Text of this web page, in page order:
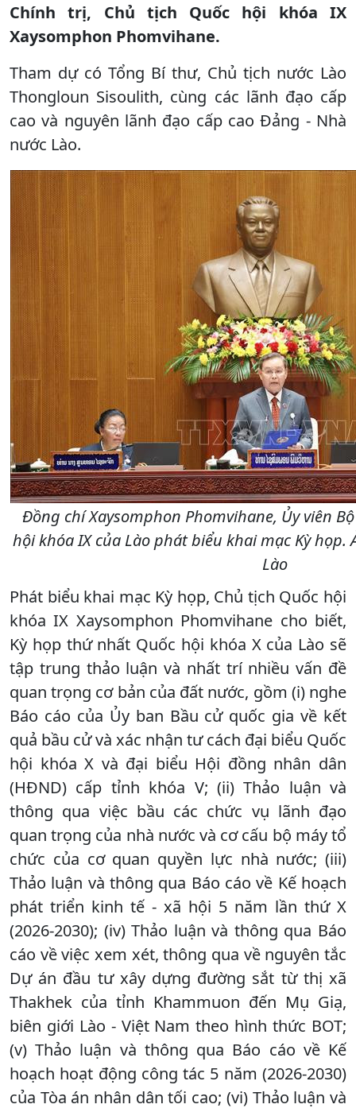
Chính trị, Chủ tịch Quốc hội khóa IX
Xaysomphon Phomvihane.
Tham dự có Tổng Bí thư, Chủ tịch nước Lào
Thongloun Sisoulith, cùng các lãnh đạo cấp
cao và nguyên lãnh đạo cấp cao Đảng - Nhà
nước Lào.
Đồng chí Xaysomphon Phomvihane, Ủy viên
hội khóa IX của Lào phát biểu khai mạc Kỳ họp.
Lào
Phát biểu khai mạc Kỳ họp, Chủ tịch Quốc hội
khóa IX Xaysomphon Phomvihane cho biết,
Kỳ họp thứ nhất Quốc hội khóa X của Lào sẽ
tập trung thảo luận và nhất trí nhiều vấn đề
quan trọng cơ bản của đất nước, gồm (i) nghe
Báo cáo của Ủy ban Bầu cử quốc gia về kết
quả bầu cử và xác nhận tư cách đại biểu Quốc
hội khóa X và đại biểu Hội đồng nhân dân
(HĐND) cấp tỉnh khóa V; (ii) Thảo luận và
thông qua việc bầu các chức vụ lãnh đạo
quan trọng của nhà nước và cơ cấu bộ máy tổ
chức của cơ quan quyền lực nhà nước; (iii)
Thảo luận và thông qua Báo cáo về Kế hoạch
phát triển kinh tế - xã hội 5 năm lần thứ X
(2026-2030); (iv) Thảo luận và thông qua Báo
cáo về việc xem xét, thông qua về nguyên tắc
Dự án đầu tư xây dựng đường sắt từ thị xã
Thakhek của tỉnh Khammuon đến Mụ Giạ,
biên giới Lào - Việt Nam theo hình thức BOT;
(v) Thảo luận và thông qua Báo cáo về Kế
hoạch hoạt động công tác 5 năm (2026-2030)
của Tòa án nhân dân tối cao; (vi) Thảo luận và